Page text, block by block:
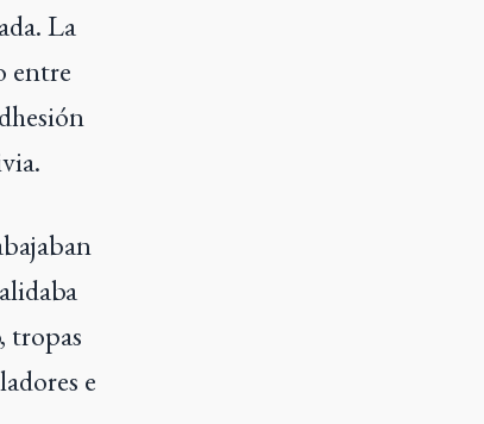
La
entre
tropas
e